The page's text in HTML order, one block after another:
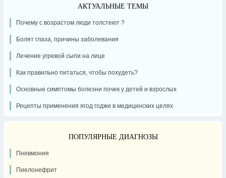
АКТУАЛЬНЫЕ ТЕМЫ
Почему с возрастом люди толстеют ?
Болят глаза, причины заболевания
Лечение угревой сыпи на лице
Как правильно питаться, чтобы похудеть?
Основные симптомы болезни почек у детей и взрослых
Рецепты применения ягод годжи в медицинских целях
ПОПУЛЯРНЫЕ ДИАГНОЗЫ
Пневмония
Пиелонефрит